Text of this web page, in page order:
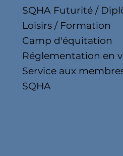
SQHA Futurité /
Loisirs / Formation
Camp d'équitation
Réglementation en
Service aux
SQHA